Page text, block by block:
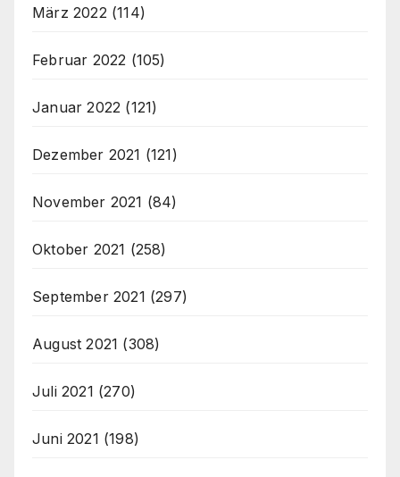
März 2022 (114)
Februar 2022 (105)
Januar 2022 (121)
Dezember 2021 (121)
November 2021 (84)
Oktober 2021 (258)
September 2021 (297)
August 2021 (308)
Juli 2021 (270)
Juni 2021 (198)